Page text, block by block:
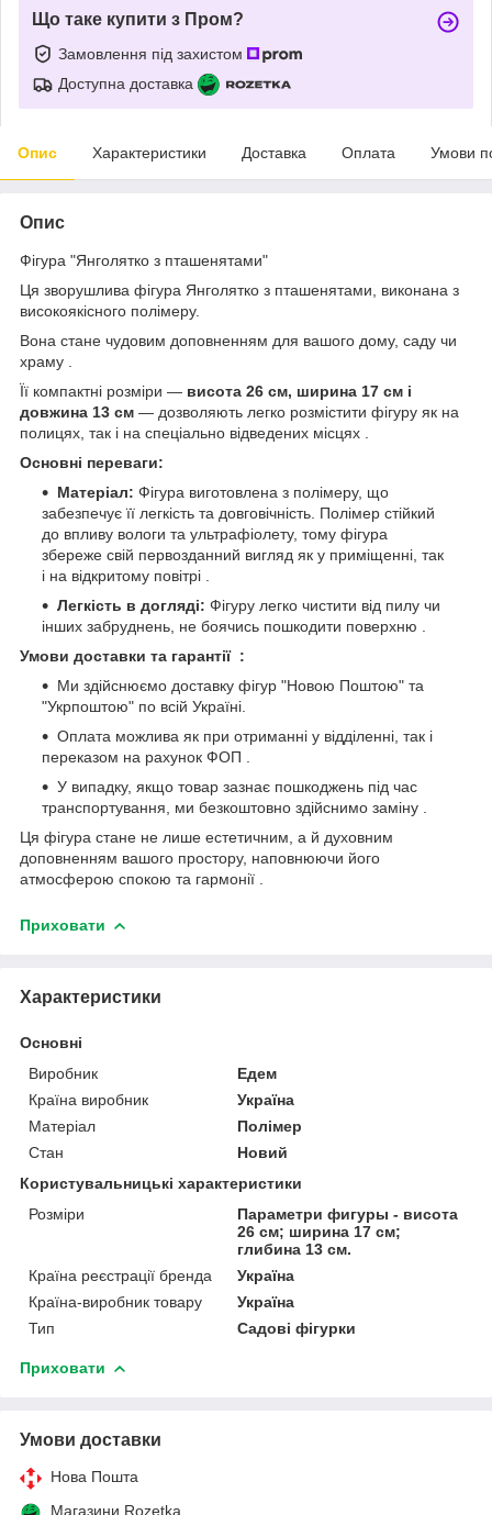
Що таке купити з Пром?
Замовлення під захистом
Доступна доставка
Опис Характеристики Доставка Оплата Умови
Опис
Фігура "Янголятко з пташенятами"
Ця зворушлива фігура Янголятко з пташенятами, виконана з
високоякісного полімеру.
Вона стане чудовим доповненням для вашого дому, саду чи
храму .
Її компактні розміри — висота 26 см, ширина 17 см і
довжина 13 см — дозволяють легко розмістити фігуру як на
полицях, так і на спеціально відведених місцях .
Основні переваги:
Матеріал: Фігура виготовлена з полімеру, що
забезпечує її легкість та довговічність. Полімер стійкий
до впливу вологи та ультрафіолету, тому фігура
збереже свій первозданний вигляд як у приміщенні, так
і на відкритому повітрі .
Легкість в догляді: Фігуру легко чистити від пилу чи
інших забруднень, не боячись пошкодити поверхню .
Умови доставки та гарантії :
Ми здійснюємо доставку фігур "Новою Поштою" та
"Укрпоштою" по всій Україні.
Оплата можлива як при отриманні у відділенні, так і
переказом на рахунок ФОП .
У випадку, якщо товар зазнає пошкоджень під час
транспортування, ми безкоштовно здійснимо заміну .
Ця фігура стане не лише естетичним, а й духовним
доповненням вашого простору, наповнюючи його
атмосферою спокою та гармонії .
Приховати
Характеристики
Основні
Виробник
Едем
Країна виробник
Україна
Матеріал
Полімер
Стан
Новий
Користувальницькі характеристики
Розміри
Параметри фигуры - висота
26 см; ширина 17 см;
глибина 13 см.
Країна реєстрації бренда
Україна
Країна-виробник товару
Україна
Тип
Садові фігурки
Приховати
Умови доставки
Нова Пошта
Магазини Rozetka